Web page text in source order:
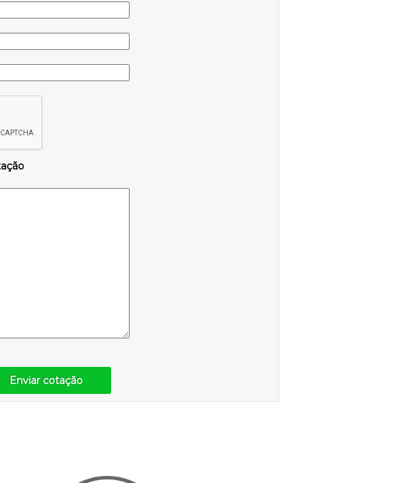
Enviar cotação